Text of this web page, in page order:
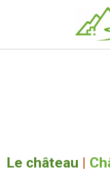
Le château |